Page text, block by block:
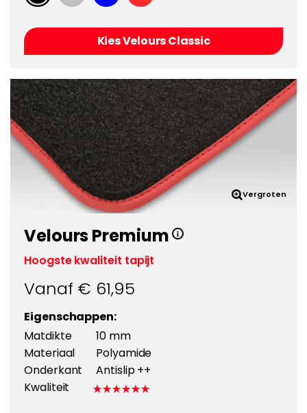
Kies Velours Classic
Vergroten
Velours Premium
Hoogste kwaliteit tapijt
Vanaf € 61,95
Eigenschappen:
Matdikte
10 mm
Materiaal
Polyamide
Onderkant
Antislip ++
Kwaliteit